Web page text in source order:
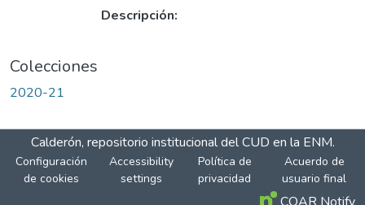
Descripción:
Colecciones
2020-21
Calderón, repositorio institucional del CUD en la ENM.
Configuración
de cookies
Accessibility
settings
Política de
privacidad
Acuerdo de
usuario final